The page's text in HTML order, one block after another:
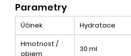
Parametry
Účinek
Hydratace
Hmotnost /
objem
30 ml